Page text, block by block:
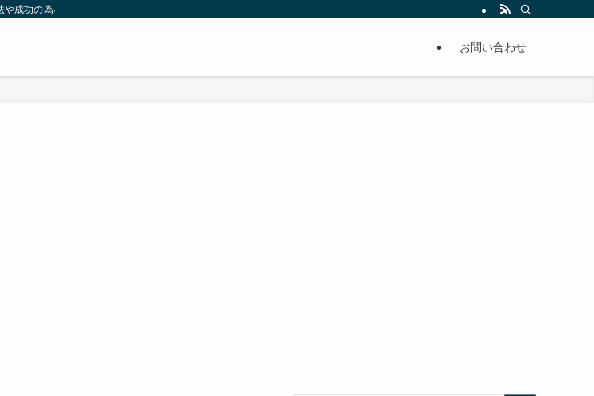
成功の為の秘訣等。太ったり悩んでいる方々が簡単に痩せることが出来るように分かりやすくまとめています。
お問い合わせ